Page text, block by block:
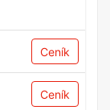
Ceník
Ceník